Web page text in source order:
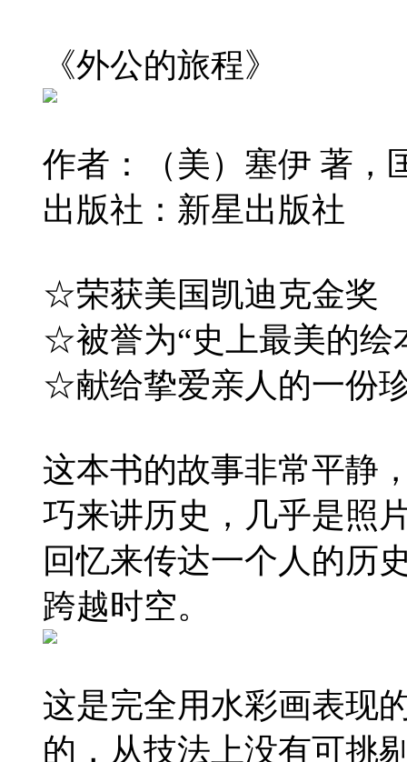
《外公的旅程》
作者：（美）塞伊 著，
出版社：新星出版社
☆荣获美国凯迪克金奖
☆被誉为“史上最美的绘
☆献给挚爱亲人的一份
这本书的故事非常平静
巧来讲历史，几乎是照
回忆来传达一个人的历
跨越时空。
这是完全用水彩画表现
的，从技法上没有可挑